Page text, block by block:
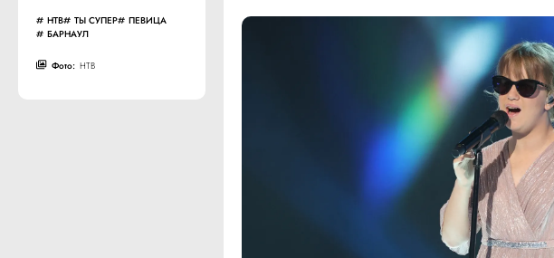
НТВ ТЫ СУПЕР
ПЕВИЦА
БАРНАУЛ
Фото: НТВ